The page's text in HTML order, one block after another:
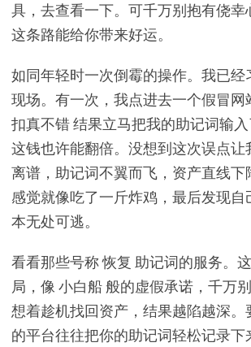
具，去查看一下。可千万别抱有侥幸
这条路能给你带来好运。
如同年轻时一次倒霉的操作。我已经
现场。有一次，我点进去一个假冒网
扣真不错 结果立马把我的助记词输入
这钱也许能翻倍。没想到这次误点让
离谱，助记词不翼而飞，资产直线下
感觉就像吃了一斤炸鸡，最后发现自
本无处可逃。
看看那些号称 恢复 助记词的服务。
局，像 小白船 般的虚假承诺，千万
想着趁机找回资产，结果越陷越深。
的平台往往把你的助记词轻松记录下